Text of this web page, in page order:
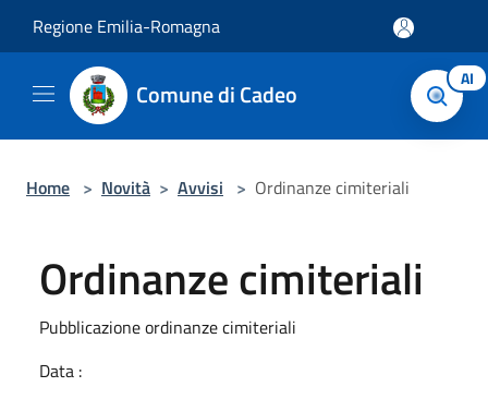
Regione Emilia-Romagna
Comune di Cadeo AI
Home > Novità > Avvisi > Ordinanze cimiteriali
Ordinanze cimiteriali
Pubblicazione ordinanze cimiteriali
Data :